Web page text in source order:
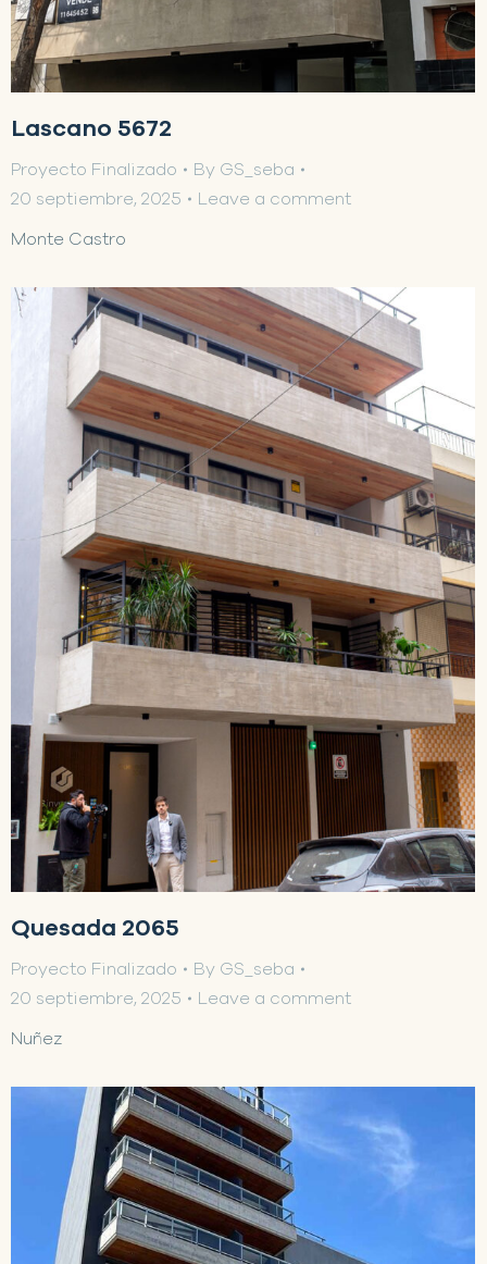
Lascano 5672
Proyecto Finalizado By GS_seba
20 septiembre, 2025
Leave a comment
Monte Castro
Quesada 2065
Proyecto Finalizado By GS_seba
20 septiembre, 2025
Leave a comment
Nuñez